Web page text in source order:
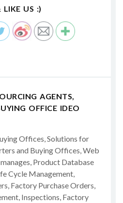
LIKE US :)
AGENTS,
OFFICE IDEO
Offices, Solutions for
and Buying Offices, Web
Product Database
Cycle Management,
Factory Purchase Orders,
Inspections, Factory